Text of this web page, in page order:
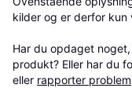
kilder og er derfor kun
Har du opdaget
produkt? Eller har du
eller rapporter problem